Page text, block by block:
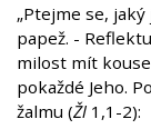
„Ptejme se,
papež. -
milost mít
pokaždé Jeho.
žalmu (Žl 1,1-2):